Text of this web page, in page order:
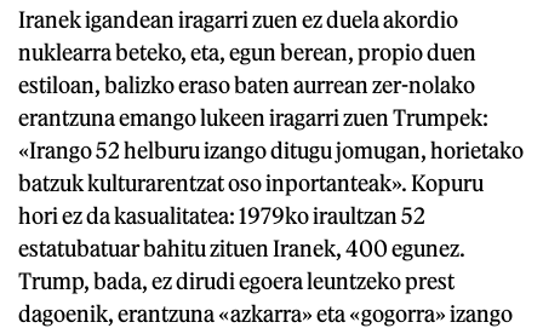
Iranek igandean iragarri zuen ez duela akordio
nuklearra beteko, eta, egun berean, propio duen
estiloan, balizko eraso baten aurrean zer-nolako
erantzuna emango lukeen iragarri zuen Trumpek:
«Irango 52 helburu izango ditugu jomugan, horietako
batzuk kulturarentzat oso inportanteak». Kopuru
hori ez da kasualitatea: 1979ko iraultzan 52
estatubatuar bahitu zituen Iranek, 400 egunez.
Trump, bada, ez dirudi egoera leuntzeko prest
dagoenik, erantzuna «azkarra» eta «gogorra» izango